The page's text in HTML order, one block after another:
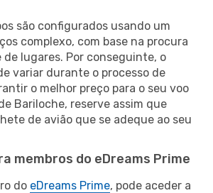
são configurados usando um
complexo, com base na procura
de lugares. Por conseguinte, o
variar durante o processo de
o melhor preço para o seu voo
Bariloche, reserve assim que
de avião que se adeque ao seu
membros do eDreams Prime
do eDreams Prime, pode aceder a